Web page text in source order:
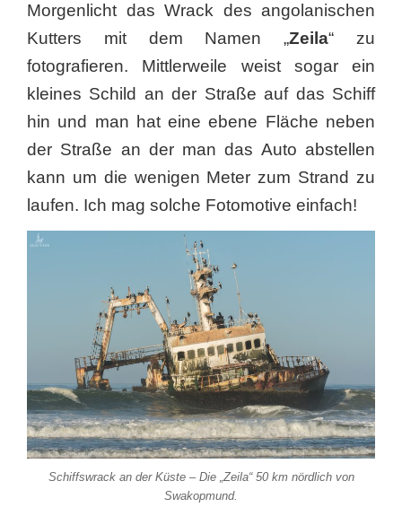
Morgenlicht das Wrack des angolanischen
Kutters mit dem Namen „Zeila“ zu
fotografieren. Mittlerweile weist sogar ein
kleines Schild an der Straße auf das Schiff
hin und man hat eine ebene Fläche neben
der Straße an der man das Auto abstellen
kann um die wenigen Meter zum Strand zu
laufen. Ich mag solche Fotomotive einfach!
Schiffswrack an der Küste – Die „Zeila“ 50 km nördlich von
Swakopmund.